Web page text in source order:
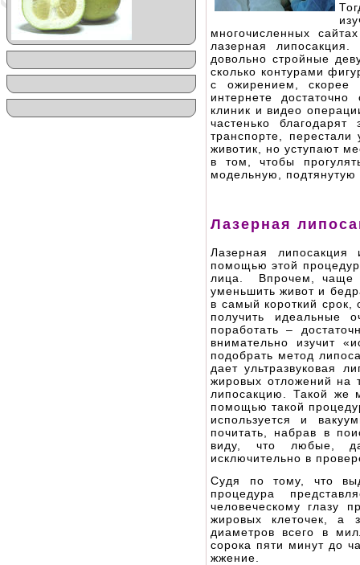
многочисленных
лазерная
довольно стройные
сколько контурами
с ожирением, скорее
интернете
клиник и видео
частенько
транспорте,
животик, но уступают
в том, чтобы
модельную, подтянутую
Лазерная
Лазерная липосакция
помощью этой
лица. Впрочем, чаще
уменьшить живот и
в самый короткий срок,
получить идеальные
поработать –
внимательно изучит
подобрать метод
дает ультразвуковая
жировых отложений на
липосакцию. Такой же
помощью такой
используется и
почитать, набрав в
виду, что любые,
исключительно в
Судя по тому, что
процедура
человеческому глазу
жировых клеточек, а
диаметров всего в
сорока пяти минут до
жжение.